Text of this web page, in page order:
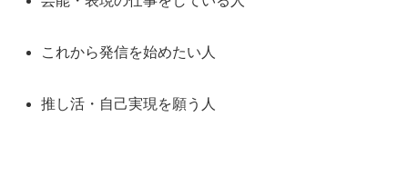
これから発信を始めたい人
推し活・自己実現を願う人